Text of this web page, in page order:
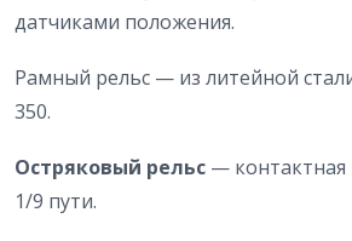
датчиками положения.
Рамный рельс — из литейной
350.
Остряковый рельс — контактная
1/9 пути.